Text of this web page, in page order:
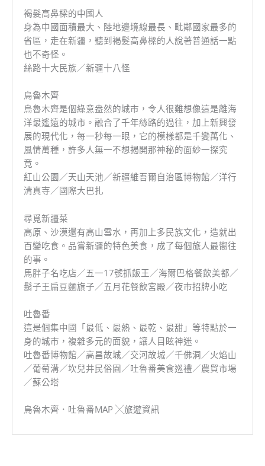
褐髮高鼻樑的中國人
身為中國面積最大、陸地邊境線最長、毗鄰國家最多的
省區，走在新疆，聽到褐髮高鼻樑的人說著普通話一點
也不奇怪。
絲路十大民族／新疆十八怪
烏魯木齊
烏魯木齊是個綠意盎然的城市，令人很難想像這是離海
洋最遙遠的城市。融合了千年絲路的過往，加上新興發
展的現代化，每一秒每一眼，它的模樣都是千變萬化、
風情萬種，許多人無一不想揭開那神秘的面紗一探究
竟。
紅山公園／天山天池／新疆維吾爾自治區博物館／洋行
清真寺／國際大巴扎
尋覓新疆菜
高原、沙漠還有高山雪水，再加上多民族文化，造就出
百變吃食。品嘗新疆的特色美食，成了每個旅人最嚮往
的事。
馬胖子名吃店／五一17號抓飯王／海爾巴格餐飲美都／
鬍子王扁豆麵旗子／五月花餐飲宮殿／夜市招牌小吃
吐魯番
這是個集中國「最低、最熱、最乾、最甜」等特點於一
身的城市，複雜多元的面貌，讓人目眩神迷。
吐魯番博物館／高昌故城／交河故城／千佛洞／火焰山
／葡萄溝／坎兒井民俗園／吐魯番美食巡禮／農貿市場
／蘇公塔
烏魯木齊．吐魯番MAP ╳旅遊資訊